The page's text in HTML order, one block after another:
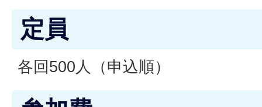
定員
各回500人（申込順）